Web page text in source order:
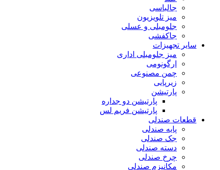
جالباسی
میز تلویزیون
جلومبلی و عسلی
جاکفشی
سایر تجهیزات
میز جلومبلی اداری
ارگونومی
چمن مصنوعی
زیرپایی
پارتیشن
پارتیشن دو جداره
پارتیشن فریم لس
قطعات صندلی
پایه صندلی
جک صندلی
دسته صندلی
چرخ صندلی
مکانیزم صندلی